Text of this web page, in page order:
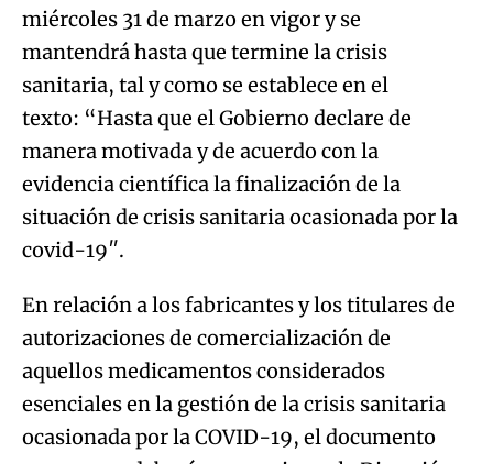
miércoles 31 de marzo en vigor y se
mantendrá hasta que termine la crisis
sanitaria, tal y como se establece en el
texto: “Hasta que el Gobierno declare de
manera motivada y de acuerdo con la
evidencia científica la finalización de la
situación de crisis sanitaria ocasionada por la
covid-19″.
En relación a los fabricantes y los titulares de
autorizaciones de comercialización de
aquellos medicamentos considerados
esenciales en la gestión de la crisis sanitaria
ocasionada por la COVID-19, el documento